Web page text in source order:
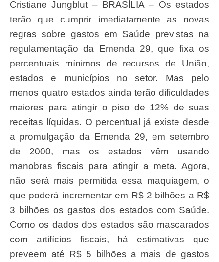
Cristiane Jungblut – BRASÍLIA – Os estados
terão que cumprir imediatamente as novas
regras sobre gastos em Saúde previstas na
regulamentação da Emenda 29, que fixa os
percentuais mínimos de recursos de União,
estados e municípios no setor. Mas pelo
menos quatro estados ainda terão dificuldades
maiores para atingir o piso de 12% de suas
receitas líquidas. O percentual já existe desde
a promulgação da Emenda 29, em setembro
de 2000, mas os estados vêm usando
manobras fiscais para atingir a meta. Agora,
não será mais permitida essa maquiagem, o
que poderá incrementar em R$ 2 bilhões a R$
3 bilhões os gastos dos estados com Saúde.
Como os dados dos estados são mascarados
com artifícios fiscais, há estimativas que
preveem até R$ 5 bilhões a mais de gastos